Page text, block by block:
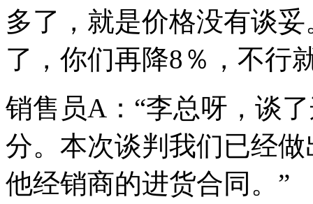
多了，就是价格没有谈
了，你们再降8％，不行
销售员A：“李总呀，谈
分。本次谈判我们已经
他经销商的进货合同。”